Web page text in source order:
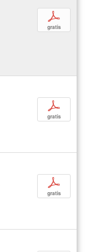
p
gratis
p
gratis
p
gratis